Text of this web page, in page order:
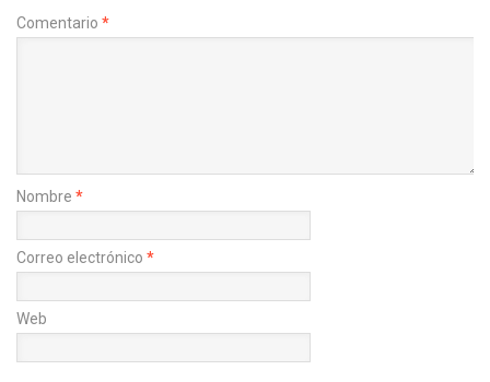
Comentario *
Nombre *
Correo electrónico *
Web